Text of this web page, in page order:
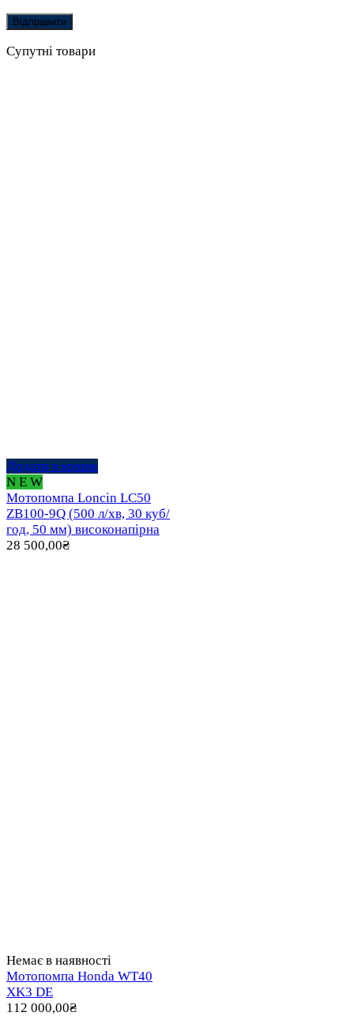
Супутні товари
Додати в кошик
N E W
Мотопомпа Loncin LC50
ZB100-9Q (500 л/хв, 30 куб/
год, 50 мм) високонапірна
28 500,00₴
Немає в наявності
Мотопомпа Honda WT40
XK3 DE
112 000,00₴